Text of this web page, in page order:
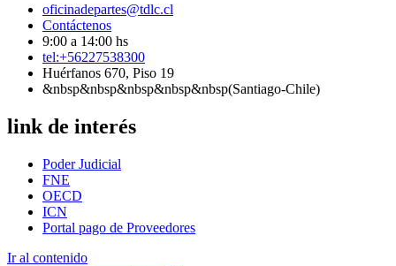
oficinadepartes@tdlc.cl
Contáctenos
9:00 a 14:00 hs
tel:+56227538300
Huérfanos 670, Piso 19
&nbsp&nbsp&nbsp&nbsp&nbsp(Santiago-Chile)
link de interés
Poder Judicial
FNE
OECD
ICN
Portal pago de Proveedores
Ir al contenido